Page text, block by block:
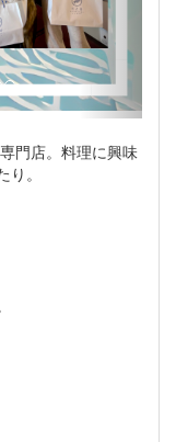
門店。料理に興味
。